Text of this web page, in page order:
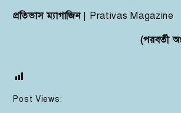
প্রতিভাস ম্যাগাজিন| Prativas Magazine
(পরবর্তী
Post Views: